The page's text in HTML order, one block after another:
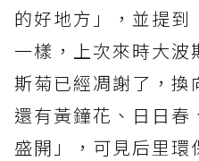
的好地方」，並提到
一樣，上次來時大波
斯菊已經凋謝了，換
還有黃鐘花、日日春
盛開」，可見后里環